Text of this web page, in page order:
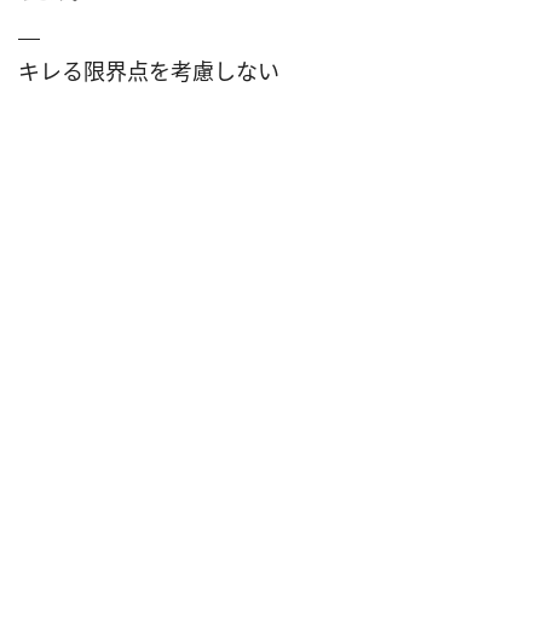
キレる限界点を考慮しない